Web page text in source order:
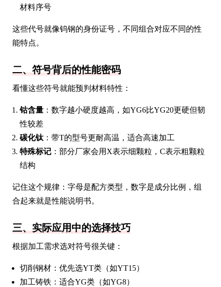
材料序号
这些代号就像钨钢的身份证号，不同组合对应不同的性
能特点。
二、符号背后的性能密码
看懂这些符号就能预判材料特性：
钴含量 ：数字越小硬度越高，如YG6比YG20更硬但韧
性较差
碳化钛 ：带T的型号更耐高温，适合高速加工
特殊标记 ：部分厂家会用X表示细颗粒，C表示粗颗粒
结构
记住这个规律：字母是配方类型，数字是成分比例，组
合起来就是性能说明书。
三、实际应用中的选择技巧
根据加工需求选对符号很关键：
切削钢材：优先选YT类（如YT15）
加工铸铁：适合YG类（如YG8）